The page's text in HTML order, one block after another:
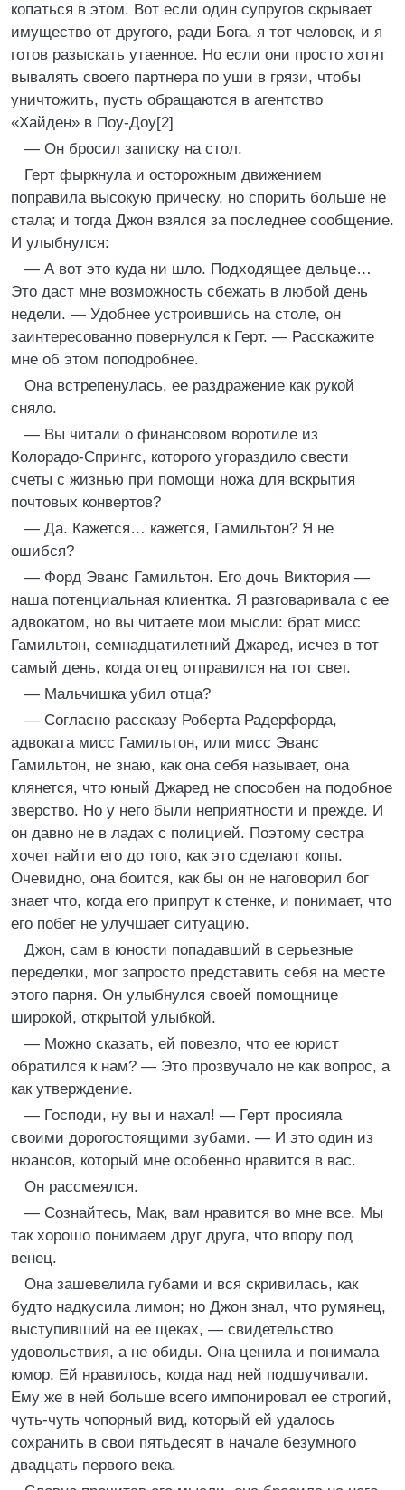
копаться в этом. Вот если один супругов скрывает
имущество от другого, ради Бога, я тот человек, и я
готов разыскать утаенное. Но если они просто хотят
вывалять своего партнера по уши в грязи, чтобы
уничтожить, пусть обращаются в агентство
«Хайден» в Поу-Доу[2]
— Он бросил записку на стол.
Герт фыркнула и осторожным движением
поправила высокую прическу, но спорить больше не
стала; и тогда Джон взялся за последнее сообщение.
И улыбнулся:
— А вот это куда ни шло. Подходящее дельце…
Это даст мне возможность сбежать в любой день
недели. — Удобнее устроившись на столе, он
заинтересованно повернулся к Герт. — Расскажите
мне об этом поподробнее.
Она встрепенулась, ее раздражение как рукой
сняло.
— Вы читали о финансовом воротиле из
Колорадо-Спрингс, которого угораздило свести
счеты с жизнью при помощи ножа для вскрытия
почтовых конвертов?
— Да. Кажется… кажется, Гамильтон? Я не
ошибся?
— Форд Эванс Гамильтон. Его дочь Виктория —
наша потенциальная клиентка. Я разговаривала с ее
адвокатом, но вы читаете мои мысли: брат мисс
Гамильтон, семнадцатилетний Джаред, исчез в тот
самый день, когда отец отправился на тот свет.
— Мальчишка убил отца?
— Согласно рассказу Роберта Радерфорда,
адвоката мисс Гамильтон, или мисс Эванс
Гамильтон, не знаю, как она себя называет, она
клянется, что юный Джаред не способен на подобное
зверство. Но у него были неприятности и прежде. И
он давно не в ладах с полицией. Поэтому сестра
хочет найти его до того, как это сделают копы.
Очевидно, она боится, как бы он не наговорил бог
знает что, когда его припрут к стенке, и понимает, что
его побег не улучшает ситуацию.
Джон, сам в юности попадавший в серьезные
переделки, мог запросто представить себя на месте
этого парня. Он улыбнулся своей помощнице
широкой, открытой улыбкой.
— Можно сказать, ей повезло, что ее юрист
обратился к нам? — Это прозвучало не как вопрос, а
как утверждение.
— Господи, ну вы и нахал! — Герт просияла
своими дорогостоящими зубами. — И это один из
нюансов, который мне особенно нравится в вас.
Он рассмеялся.
— Сознайтесь, Мак, вам нравится во мне все. Мы
так хорошо понимаем друг друга, что впору под
венец.
Она зашевелила губами и вся скривилась, как
будто надкусила лимон; но Джон знал, что румянец,
выступивший на ее щеках, — свидетельство
удовольствия, а не обиды. Она ценила и понимала
юмор. Ей нравилось, когда над ней подшучивали.
Ему же в ней больше всего импонировал ее строгий,
чуть-чуть чопорный вид, который ей удалось
сохранить в свои пятьдесят в начале безумного
двадцать первого века.